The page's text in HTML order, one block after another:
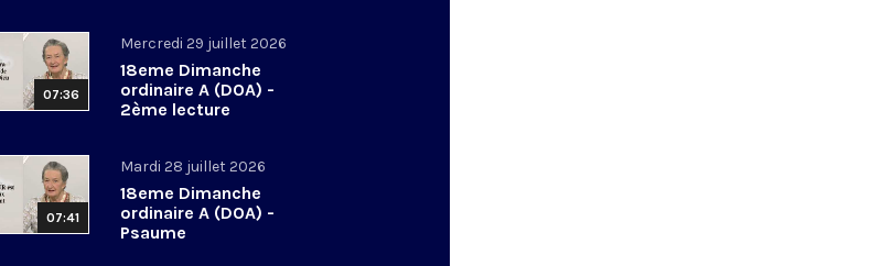
07:36
Mercredi 29 juillet 2026
18eme Dimanche
ordinaire A (DOA) -
2ème lecture
07:41
Mardi 28 juillet 2026
18eme Dimanche
ordinaire A (DOA) -
Psaume